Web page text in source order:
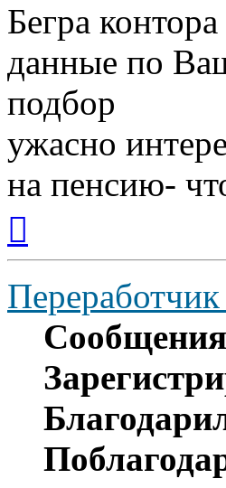
Бегра
данные по
подбор
ужасно
на пенсию-
началу